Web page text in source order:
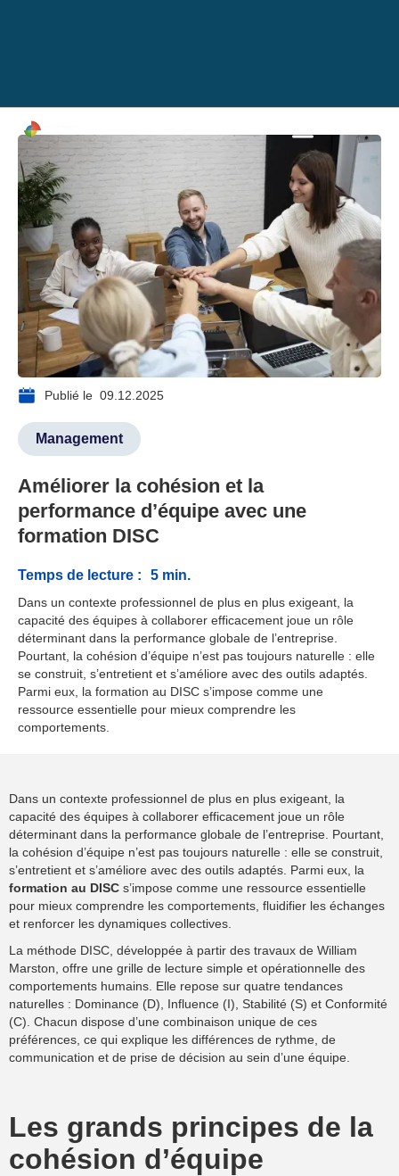
Publié le 09.12.2025
Management
Améliorer la cohésion et la
performance d’équipe avec une
formation DISC
Temps de lecture : 5 min.
Dans un contexte professionnel de plus en plus exigeant, la
capacité des équipes à collaborer efficacement joue un rôle
déterminant dans la performance globale de l’entreprise.
Pourtant, la cohésion d’équipe n’est pas toujours naturelle : elle
se construit, s’entretient et s’améliore avec des outils adaptés.
Parmi eux, la formation au DISC s’impose comme une
ressource essentielle pour mieux comprendre les
comportements.
Dans un contexte professionnel de plus en plus exigeant, la
capacité des équipes à collaborer efficacement joue un rôle
déterminant dans la performance globale de l’entreprise. Pourtant,
la cohésion d’équipe n’est pas toujours naturelle : elle se construit,
s’entretient et s’améliore avec des outils adaptés. Parmi eux, la
formation au DISC s’impose comme une ressource essentielle
pour mieux comprendre les comportements, fluidifier les échanges
et renforcer les dynamiques collectives.
La méthode DISC, développée à partir des travaux de William
Marston, offre une grille de lecture simple et opérationnelle des
comportements humains. Elle repose sur quatre tendances
naturelles : Dominance (D), Influence (I), Stabilité (S) et Conformité
(C). Chacun dispose d’une combinaison unique de ces
préférences, ce qui explique les différences de rythme, de
communication et de prise de décision au sein d’une équipe.
Les grands principes de la
cohésion d’équipe